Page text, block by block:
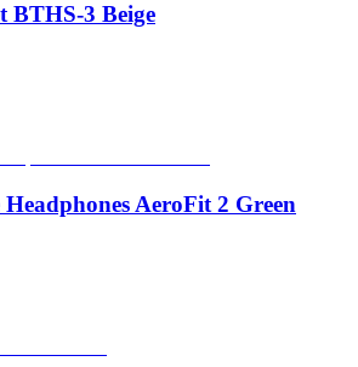
BTHS-3 Beige
AeroFit 2 Green